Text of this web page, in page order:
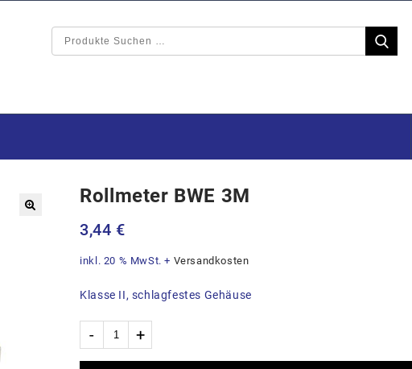
Rollmeter BWE 3M
3,44 €
inkl. 20 % MwSt. + Versandkosten
Klasse II, schlagfestes Gehäuse